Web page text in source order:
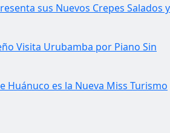
sus Nuevos Crepes Salados y
Visita Urubamba por Piano Sin
Huánuco es la Nueva Miss Turismo